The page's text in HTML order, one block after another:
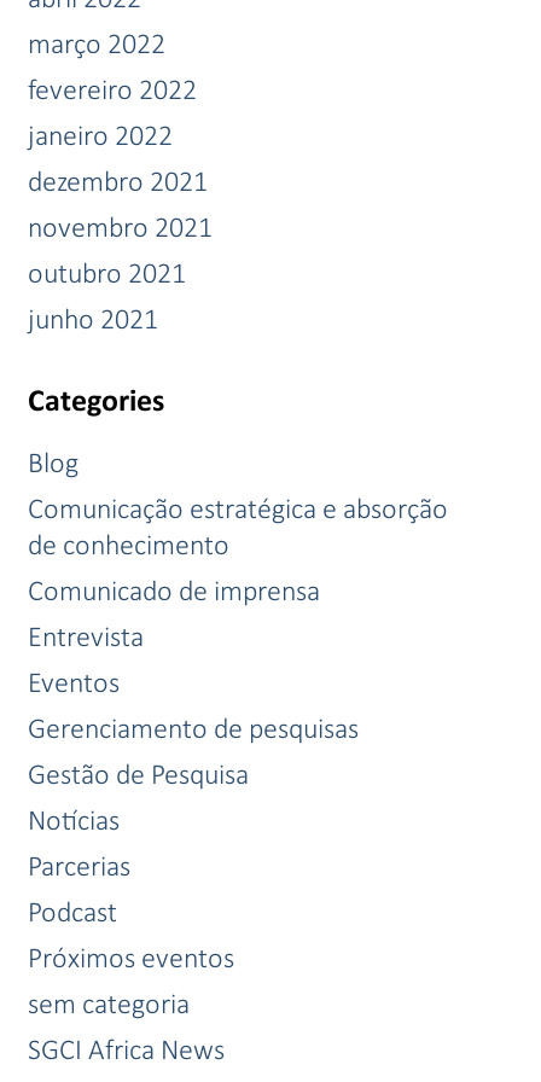
março 2022
fevereiro 2022
janeiro 2022
dezembro 2021
novembro 2021
outubro 2021
junho 2021
Categories
Blog
Comunicação estratégica e absorção
de conhecimento
Comunicado de imprensa
Entrevista
Eventos
Gerenciamento de pesquisas
Gestão de Pesquisa
Notícias
Parcerias
Podcast
Próximos eventos
sem categoria
SGCI Africa News